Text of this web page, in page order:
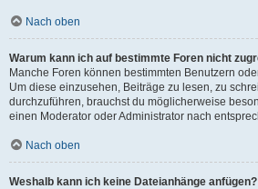
Nach oben
Warum kann ich auf bestimmte Foren nicht
Manche Foren können bestimmten Benutzern
Um diese einzusehen, Beiträge zu lesen, zu
durchzuführen, brauchst du möglicherweise
einen Moderator oder Administrator nach
Nach oben
Weshalb kann ich keine Dateianhänge anfügen?